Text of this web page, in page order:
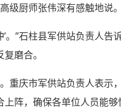
级厨师张伟深有感触地说。
’。”石柱县军供站负责人
磨合。
重庆市军供站负责人表
阵，确保各单位人员能